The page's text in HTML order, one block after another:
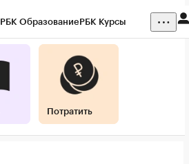
РБК ОбразованиеРБК Курсы
Спецпроекты СПб
Потратить